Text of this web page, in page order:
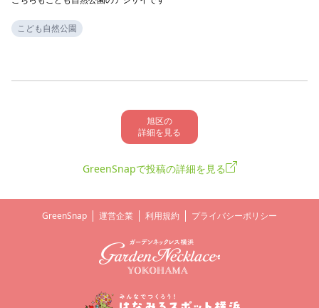
こども自然公園
旭区の
詳細を見る
GreenSnapで投稿の詳細を見る
GreenSnap 運営企業 利用規約 プライバシーポリシー